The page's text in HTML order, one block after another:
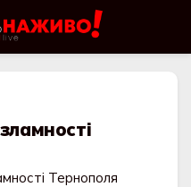
Тернополя